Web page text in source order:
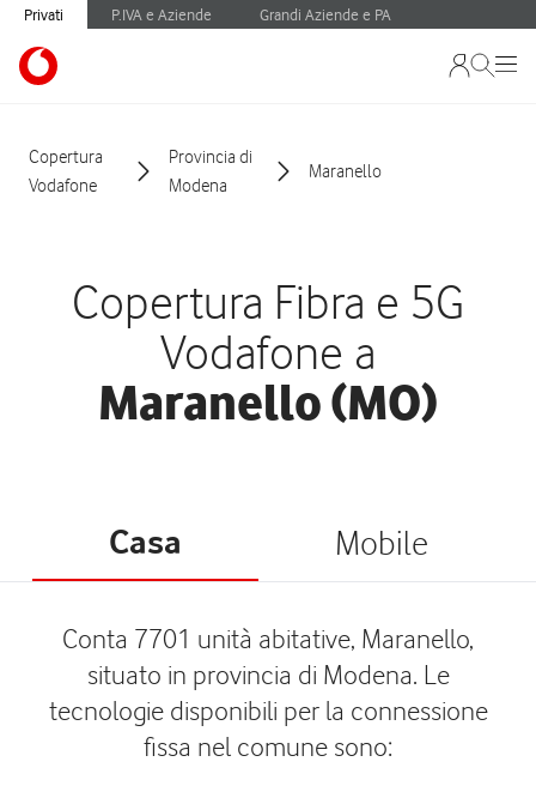
Privati P.IVA e Aziende Grandi Aziende e PA
Copertura
Vodafone
Provincia di
Modena
Maranello
Copertura Fibra e 5G
Vodafone a
Maranello (MO)
Casa Mobile
Conta 7701 unità abitative, Maranello,
situato in provincia di Modena. Le
tecnologie disponibili per la connessione
fissa nel comune sono: